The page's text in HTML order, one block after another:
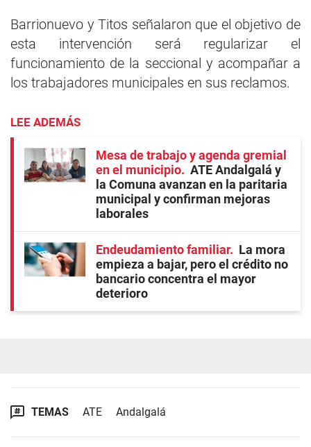
Barrionuevo y Titos señalaron que el objetivo de
esta intervención será regularizar el
funcionamiento de la seccional y acompañar a
los trabajadores municipales en sus reclamos.
LEE ADEMÁS
Mesa de trabajo y agenda gremial
en el municipio
ATE Andalgalá y
la Comuna avanzan en la paritaria
municipal y confirman mejoras
laborales
Endeudamiento familiar
La mora
empieza a bajar, pero el crédito no
bancario concentra el mayor
deterioro
TEMAS ATE Andalgalá